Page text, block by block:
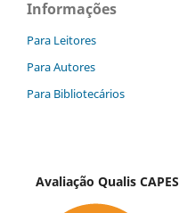
Informações
Para Leitores
Para Autores
Para Bibliotecários
Avaliação Qualis CAPES